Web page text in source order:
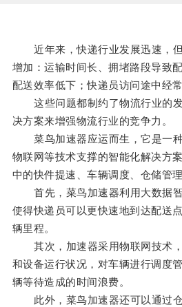
近年来，快递行业发展迅速，但
增加：运输时间长、拥堵路段导致
配送效率低下；快递员访问途中经
这些问题都制约了物流行业的发
决方案来增强物流行业的竞争力。
菜鸟加速器应运而生，它是一种
物联网等技术支撑的智能化解决方
中的快件提速、车辆调度、仓储管理
首先，菜鸟加速器利用大数据智
使得快递员可以更快速地到达配送
辆里程。
其次，加速器采用物联网技术，
和设备运行状况，对车辆进行调度
辆等待造成的时间浪费。
此外，菜鸟加速器还可以通过仓